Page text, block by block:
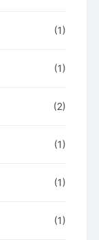
(1)
(1)
(2)
(1)
(1)
(1)